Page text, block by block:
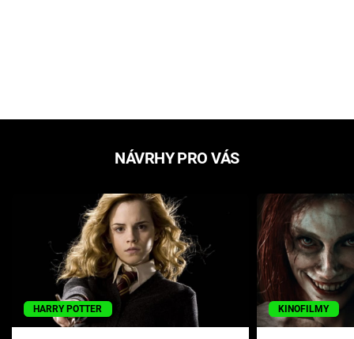
NÁVRHY PRO VÁS
HARRY POTTER KINOFILMY